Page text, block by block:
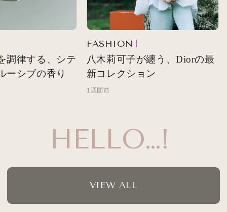
H
律する、シテ
シブの香り
FASHION
八木莉可子が纏う、Diorの最
新コレクション
1週間前
VIEW ALL